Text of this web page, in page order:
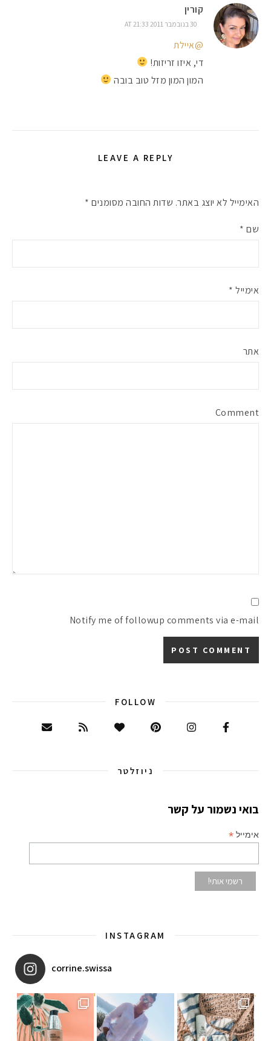
קורין
30 בנובמבר 2011 AT 21:33
@איילת
די, איזו זריזות!
המון המון מזל טוב בובה
LEAVE A REPLY
האימייל לא יוצג באתר. שדות החובה מסומנים *
שם *
אימייל *
אתר
Comment
Notify me of followup comments via e-mail
FOLLOW
ניוזלטר
בואי נשמור על קשר
אימייל *
INSTAGRAM
corrine.swissa
איזו אהבתם יותר? הראשונה או
ב